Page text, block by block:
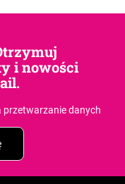
i nowości
przetwarzanie danych